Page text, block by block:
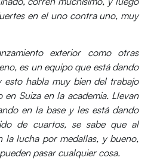
en el uno contra uno, muy
exterior como otras
es un equipo que está dando
esto habla muy bien del trabajo
en Suiza en la academia. Llevan
en la base y les está dando
de cuartos, se sabe que al
la lucha por medallas, y bueno,
pasar cualquier cosa.